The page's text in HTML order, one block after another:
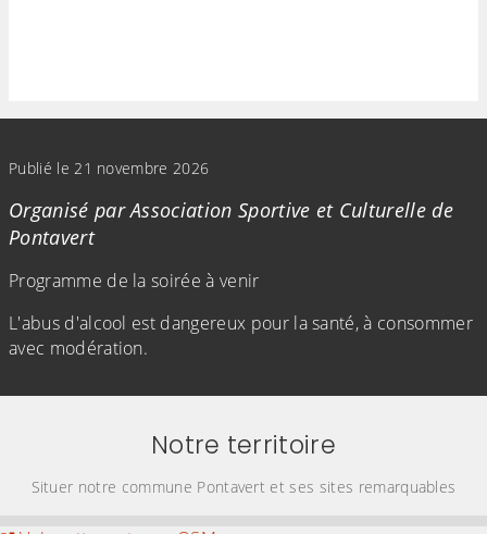
Publié le 21 novembre 2026
Organisé par Association Sportive et Culturelle de
Pontavert
Programme de la soirée à venir
L'abus d'alcool est dangereux pour la santé, à consommer
avec modération.
Notre territoire
Situer notre commune Pontavert et ses sites remarquables